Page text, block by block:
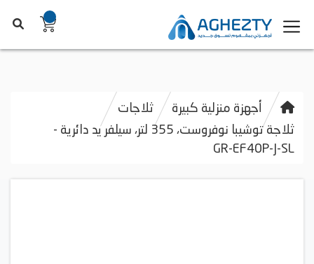
أجهزة منزلية كبيرة
ثلاجات
ثلاجة توشيبا نوفروست، 355 لتر، سيلفر يد دائرية -
GR-EF40P-J-SL